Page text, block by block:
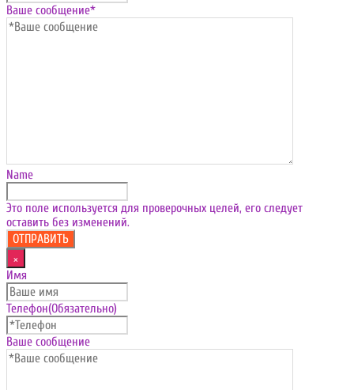
Ваше сообщение*
Name
Это поле используется для проверочных целей, его следует
оставить без изменений.
×
Имя
Телефон(Обязательно)
Ваше сообщение